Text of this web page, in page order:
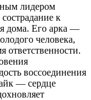
лидером
к
дома. Его арка —
человека,
ответственности.
воссоединения
— сердце